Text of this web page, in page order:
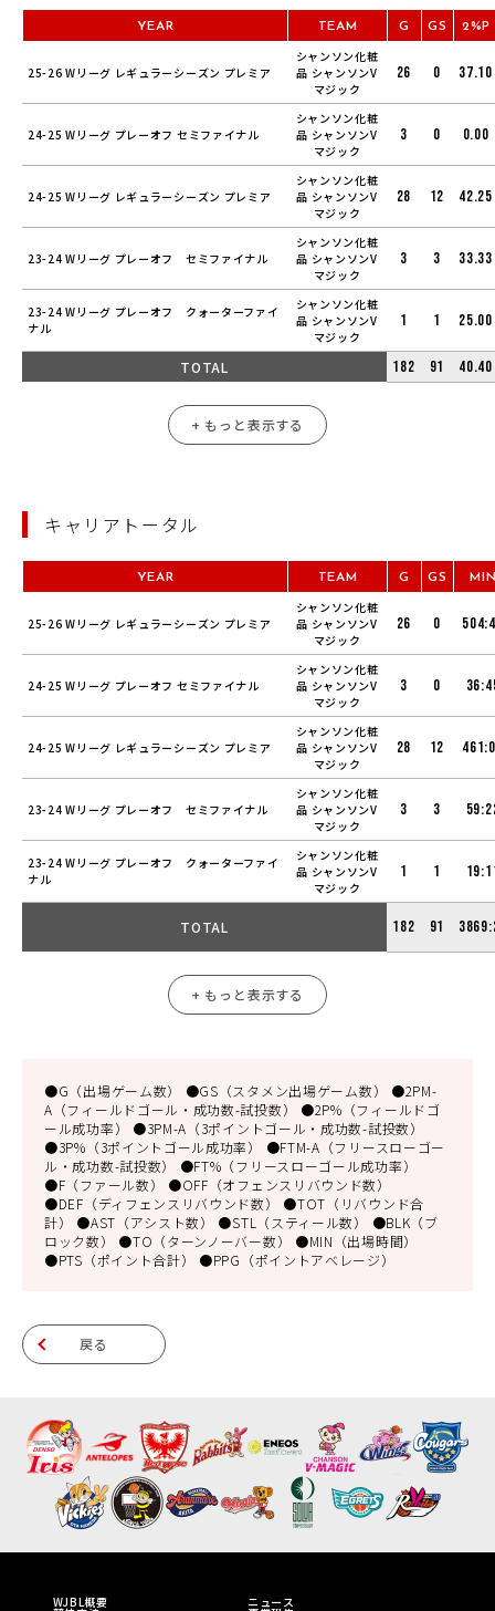
YEAR TEAM G GS 2%P
25-26 Wリーグ レギュラーシーズン プレミア
シャンソン化粧
品 シャンソンV
マジック
26 0 37.10
24-25 Wリーグ プレーオフ セミファイナル
シャンソン化粧
品 シャンソンV
マジック
3 0 0.00
24-25 Wリーグ レギュラーシーズン プレミア
シャンソン化粧
品 シャンソンV
マジック
28 12 42.25
23-24 Wリーグ プレーオフ セミファイナル
シャンソン化粧
品 シャンソンV
マジック
3 3 33.33
23-24 Wリーグ プレーオフ クォーターファイ
ナル
シャンソン化粧
品 シャンソンV
マジック
1 1 25.00
TOTAL 182 91 40.40
+ もっと表示する
キャリアトータル
YEAR TEAM G GS
25-26 Wリーグ レギュラーシーズン プレミア
シャンソン化粧
品 シャンソンV
マジック
26 0
24-25 Wリーグ プレーオフ セミファイナル
シャンソン化粧
品 シャンソンV
マジック
3 0
24-25 Wリーグ レギュラーシーズン プレミア
シャンソン化粧
品 シャンソンV
マジック
28 12
23-24 Wリーグ プレーオフ セミファイナル
シャンソン化粧
品 シャンソンV
マジック
3 3
23-24 Wリーグ プレーオフ クォーターファイ
ナル
シャンソン化粧
品 シャンソンV
マジック
1 1
TOTAL 182 91
+ もっと表示する
●G（出場ゲーム数） ●GS（スタメン出場ゲーム数） ●2PM-
A（フィールドゴール・成功数-試投数） ●2P%（フィールドゴ
ール成功率） ●3PM-A（3ポイントゴール・成功数-試投数）
●3P%（3ポイントゴール成功率） ●FTM-A（フリースローゴー
ル・成功数-試投数） ●FT%（フリースローゴール成功率）
●F（ファール数） ●OFF（オフェンスリバウンド数）
●DEF（ディフェンスリバウンド数） ●TOT（リバウンド合
計） ●AST（アシスト数） ●STL（スティール数） ●BLK（ブ
ロック数） ●TO（ターンノーバー数） ●MIN（出場時間）
●PTS（ポイント合計） ●PPG（ポイントアベレージ）
戻る
WJBL概要 ニュース